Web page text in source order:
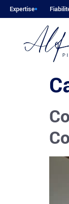
Expertise